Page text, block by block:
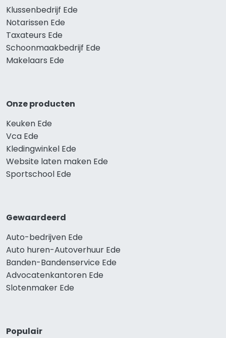
Klussenbedrijf Ede
Notarissen Ede
Taxateurs Ede
Schoonmaakbedrijf Ede
Makelaars Ede
Onze producten
Keuken Ede
Vca Ede
Kledingwinkel Ede
Website laten maken Ede
Sportschool Ede
Gewaardeerd
Auto-bedrijven Ede
Auto huren-Autoverhuur Ede
Banden-Bandenservice Ede
Advocatenkantoren Ede
Slotenmaker Ede
Populair